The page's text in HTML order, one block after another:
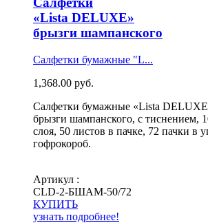
«Lista DELUXE»
брызги шампанского
Салфетки бумажные "L...
1,368.00 руб.
Салфетки бумажные «Lista
брызги шампанского, с тиснением,
слоя, 50 листов в пачке, 72 пачки в
гофрокороб.
Артикул :
СLD-2-БШАМ-50/72
КУПИТЬ
узнать подробнее!